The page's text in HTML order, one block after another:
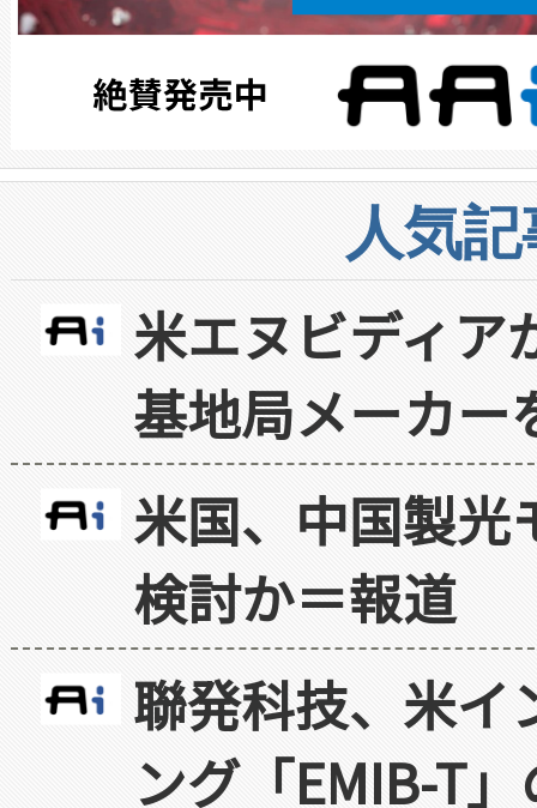
人気
米エヌビディア
基地局メーカー
米国、中国製光
検討か＝報道
聯発科技、米イ
ング「EMIB-T